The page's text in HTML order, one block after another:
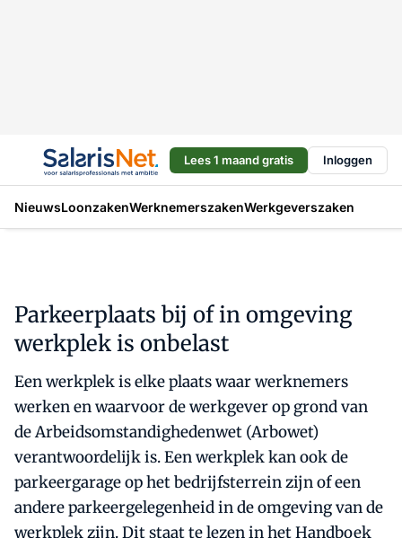
Lees 1 maand gratis Inloggen
NieuwsLoonzakenWerknemerszakenWerkgeverszaken
Parkeerplaats bij of in omgeving
werkplek is onbelast
Een werkplek is elke plaats waar werknemers
werken en waarvoor de werkgever op grond van
de Arbeidsomstandighedenwet (Arbowet)
verantwoordelijk is. Een werkplek kan ook de
parkeergarage op het bedrijfsterrein zijn of een
andere parkeergelegenheid in de omgeving van de
werkplek zijn. Dit staat te lezen in het Handboek